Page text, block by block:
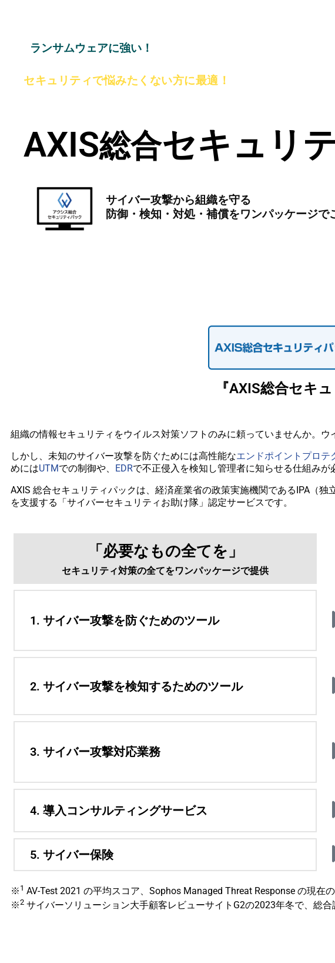
ランサムウェアに強い！
セキュリティで悩みたくない方に最適！
AXIS総合セキュリ
サイバー攻撃から組織を守る
防御・検知・対処・補償をワンパッケージで
『AXIS総合セキ
組織の情報セキュリティをウイルス対策ソフトのみに頼っていませんか。
しかし、未知のサイバー攻撃を防ぐためには高性能なエンドポイントプロテ
めにはUTMでの制御や、 EDRで不正侵入を検知し管理者に知らせる仕組みが
AXIS 総合セキュリティパックは、経済産業省の政策実施機関であるIPA（
を支援する「サイバーセキュリティお助け隊」認定サービスです。
「必要なもの全てを」
セキュリティ対策の全てをワンパッケージで提供
1. サイバー攻撃を防ぐためのツール
2. サイバー攻撃を検知するためのツール
3. サイバー攻撃対応業務
4. 導入コンサルティングサービス
5. サイバー保険
※ 1 AV-Test 2021 の平均スコア、Sophos Managed Threat Response の現在
※2 サイバーソリューション大手顧客レビューサイトG2の2023年冬で、総